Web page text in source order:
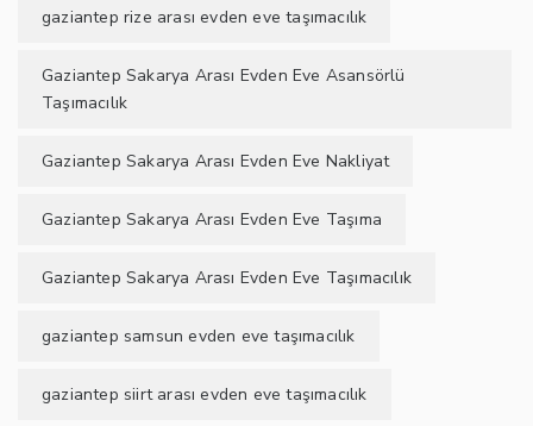
gaziantep rize arası evden eve taşımacılık
Gaziantep Sakarya Arası Evden Eve Asansörlü
Taşımacılık
Gaziantep Sakarya Arası Evden Eve Nakliyat
Gaziantep Sakarya Arası Evden Eve Taşıma
Gaziantep Sakarya Arası Evden Eve Taşımacılık
gaziantep samsun evden eve taşımacılık
gaziantep siirt arası evden eve taşımacılık